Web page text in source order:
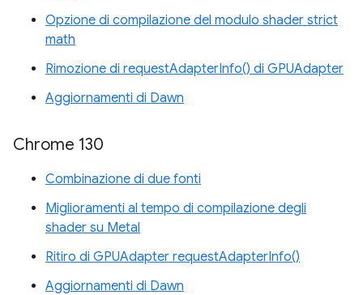
Opzione di compilazione del modulo shader strict
math
Rimozione di requestAdapterInfo() di GPUAdapter
Aggiornamenti di Dawn
Chrome 130
Combinazione di due fonti
Miglioramenti al tempo di compilazione degli
shader su Metal
Ritiro di GPUAdapter requestAdapterInfo()
Aggiornamenti di Dawn